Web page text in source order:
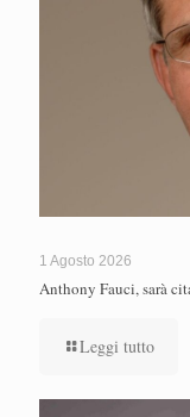
1 Agosto 2026
Anthony Fauci, sarà
Leggi tutto